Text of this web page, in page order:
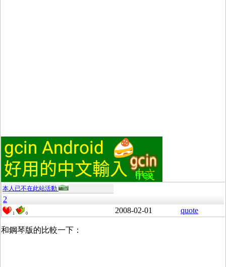
本人已不在此站活動
2
1 0 2008-02-01 quote
和鋼琴版的比較一下：